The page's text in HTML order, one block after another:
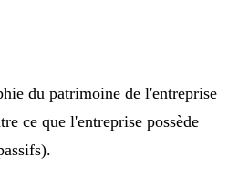
du patrimoine de l'entreprise
ce que l'entreprise possède